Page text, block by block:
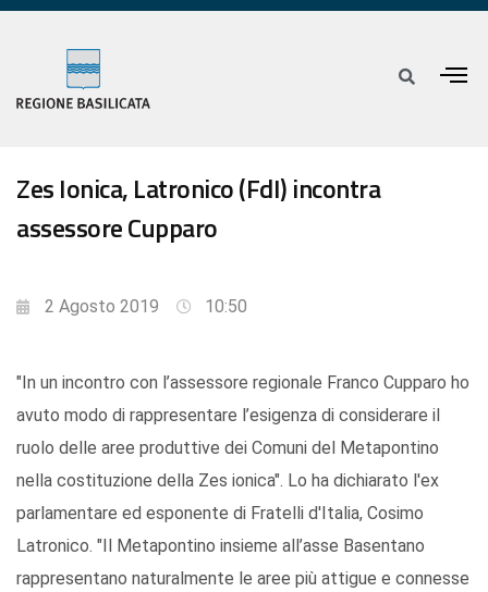
Zes Ionica, Latronico (FdI) incontra
assessore Cupparo
2 Agosto 2019 10:50
"In un incontro con l’assessore regionale Franco Cupparo ho
avuto modo di rappresentare l’esigenza di considerare il
ruolo delle aree produttive dei Comuni del Metapontino
nella costituzione della Zes ionica". Lo ha dichiarato l'ex
parlamentare ed esponente di Fratelli d'Italia, Cosimo
Latronico. "Il Metapontino insieme all’asse Basentano
rappresentano naturalmente le aree più attigue e connesse